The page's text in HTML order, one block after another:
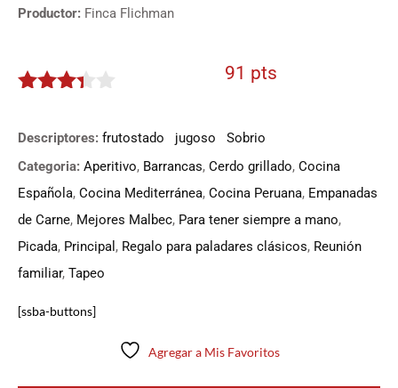
Productor: Finca Flichman
91 pts
Descriptores: frutostado jugoso
Sobrio
Categoria: Aperitivo, Barrancas, Cerdo grillado, Cocina
Española, Cocina Mediterránea, Cocina Peruana, Empanadas
de Carne, Mejores Malbec, Para tener siempre a mano,
Picada, Principal , Regalo para paladares clásicos, Reunión
familiar, Tapeo
[ssba-buttons]
Agregar a Mis Favoritos